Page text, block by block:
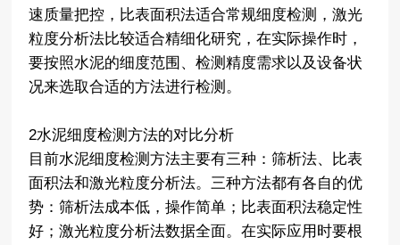
速质量把控，比表面积法适合常规细度检测，激光
粒度分析法比较适合精细化研究，在实际操作时，
要按照水泥的细度范围、检测精度需求以及设备状
况来选取合适的方法进行检测。
2水泥细度检测方法的对比分析
目前水泥细度检测方法主要有三种：筛析法、比表
面积法和激光粒度分析法。三种方法都有各自的优
势：筛析法成本低，操作简单；比表面积法稳定性
好；激光粒度分析法数据全面。在实际应用时要根